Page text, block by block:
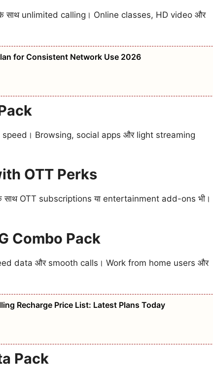
unlimited calling। Online classes, HD video और
for Consistent Network Use 2026
Browsing, social apps और light streaming
OTT Perks
OTT subscriptions या entertainment add-ons भी।
Combo Pack
data और smooth calls। Work from home users और
Recharge Price List: Latest Plans Today
Pack